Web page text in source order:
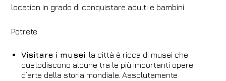
location in grado di conquistare adulti e bambini.
Potrete:
Visitare i musei: la città è ricca di musei che
custodiscono alcune tra le più importanti opere
d’arte della storia mondiale. Assolutamente